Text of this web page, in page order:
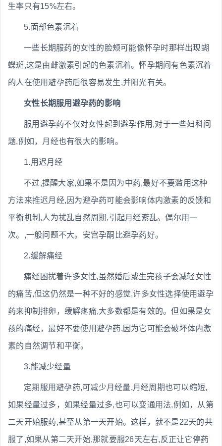
生率只有15%左右。
5.面部色素沉着
一些长期服药的女性的脸颊可能像怀孕时那样出现蝴
蝶斑,这是由雌激素引起的色素沉着。怀孕期间有色素沉着
的人在使用避孕药后很容易发生,并阳光有关。
女性长期服用避孕药的影响
服用避孕药不仅对女性起到避孕作用,对于一些妇科问
题,例如，月经也有很大的影响。
1.用迟月经
不过,提醒大家,如果不是因为中药,最好不要滥用这种
方法来推迟月经,因为避孕药可能会影响体内激素的反馈和
平衡机制,人为扰乱自然周期,引起月经紊乱。偶尔用一
次。,一般问题不大。安宫孕酮比避孕药好。
2.缓解痛经
痛经困扰着许多女性,虽然婚后或生完孩子会减轻女性
的痛苦,但这仍然是一种不好的感觉,许多女性选择使用避孕
药来抑制排卵，缓解疼痛,大多数都是有效的。但如果是女
孩的痛经，最好不要使用避孕药,因为它可能会破坏体内激
素的自然调节和平衡。
3.能减少经量
定期服用避孕药,可减少月经量,月经周期也可以缩短,
如果经量过多，如果经量过多,也可以变通用法,例如，从第
二天开始服药,甚至从第一天开始。这样，就不是22天的共
服了,如果从第二天开始,那就要服26天左右,反正让它停药